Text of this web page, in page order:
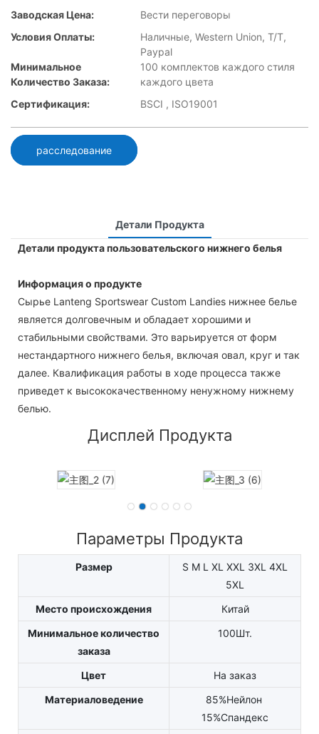
Заводская Цена:
Вести переговоры
Условия Оплаты:
Наличные, Western Union, T/T,
Paypal
Минимальное
Количество Заказа:
100 комплектов каждого стиля
каждого цвета
Сертификация:
BSCI , ISO19001
расследование
Детали Продукта
Детали продукта пользовательского нижнего белья
Информация о продукте
Сырье Lanteng Sportswear Custom Landies нижнее белье
является долговечным и обладает хорошими и
стабильными свойствами. Это варьируется от форм
нестандартного нижнего белья, включая овал, круг и так
далее. Квалификация работы в ходе процесса также
приведет к высококачественному ненужному нижнему
белью.
Дисплей Продукта
Параметры Продукта
Размер
S M L XL XXL 3XL 4XL
5XL
Место происхождения
Китай
Минимальное количество
заказа
100Шт.
Цвет
На заказ
Материаловедение
85%Нейлон
15%Спандекс